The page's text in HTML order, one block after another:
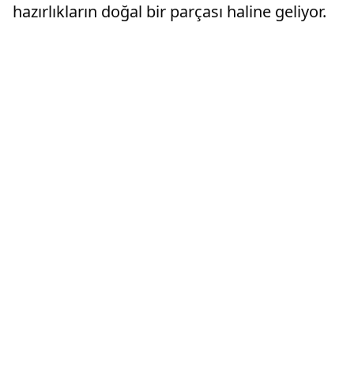
hazırlıkların doğal bir parçası haline geliyor.